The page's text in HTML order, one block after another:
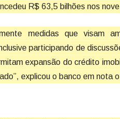
R$ 63,5 bilhões nos
medidas que visam
participando de
expansão do crédito
explicou o banco em nota